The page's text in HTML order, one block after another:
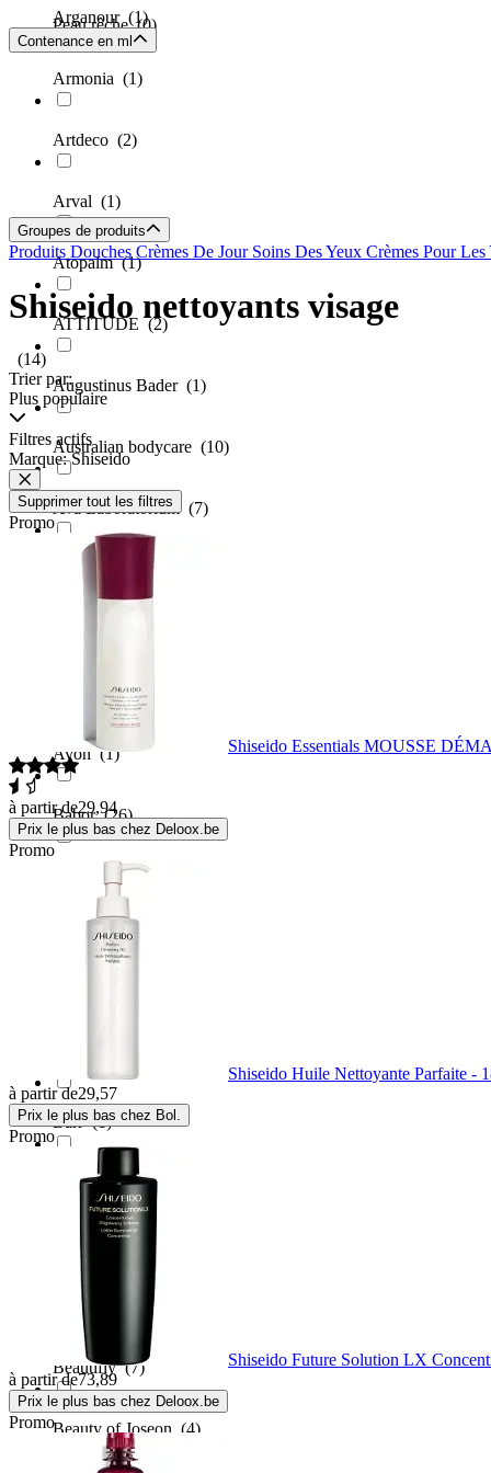
Arganour (1)
Armonia (1)
Artdeco (2)
Arval (1)
Atopalm(1)
ATTITUDE(2)
Augustinus Bader (1)
Australian bodycare (10)
Ava Laboratorium (7)
Aveda
Avene(11)
Avon(1)
Babor(26)
(1)
Banila Co(9)
Barr(1)
BasicLab(8)
Baxter of California
Be The Skin (1)
Beautifly(7)
Beauty of Joseon (4)
Peau rêche(0)
Contenance en ml
Groupes de produits
Produits Douches Crèmes De Jour Soins Des Yeux Crèmes Pour Les
Shiseido nettoyants visage
(14)
Trier par:
Plus populaire
Filtres actifs
Marque: Shiseido
Supprimer tout les filtres
Promo
Shiseido Essentials MOUSSE
à partir de29,94
Prix le plus bas chez Deloox.be
Promo
Shiseido Huile Nettoyante Parfaite -
à partir de29,57
Prix le plus bas chez Bol.
Promo
Shiseido Future Solution LX
à partir de73,89
Prix le plus bas chez Deloox.be
Promo